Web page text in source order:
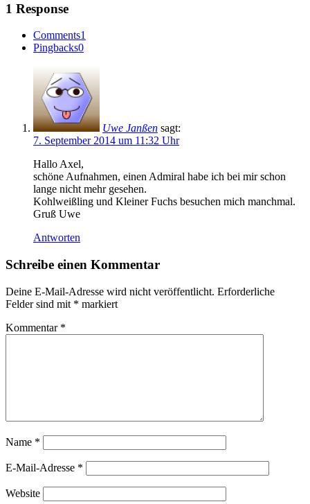
1 Response
Comments1
Pingbacks0
Uwe Janßen sagt:
7. September 2014 um 11:32 Uhr
Hallo Axel,
schöne Aufnahmen, einen Admiral habe ich bei mir schon
lange nicht mehr gesehen.
Kohlweißling und Kleiner Fuchs besuchen mich manchmal.
Gruß Uwe
Antworten
Schreibe einen Kommentar
Deine E-Mail-Adresse wird nicht veröffentlicht. Erforderliche
Felder sind mit * markiert
Kommentar *
Name *
E-Mail-Adresse *
Website